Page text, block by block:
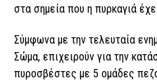
στα σημεία που η πυρκαγιά
Σύμφωνα με την τελευταία
Σώμα, επιχειρούν για την
πυροσβέστες με 5 ομάδες